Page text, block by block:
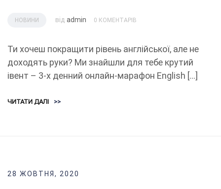
НОВИНИ від admin 0 КОМЕНТАРІВ
Ти хочеш покращити рівень англійської, але не
доходять руки? Ми знайшли для тебе крутий
івент – 3-х денний онлайн-марафон English […]
ЧИТАТИ ДАЛІ >>
28 ЖОВТНЯ, 2020